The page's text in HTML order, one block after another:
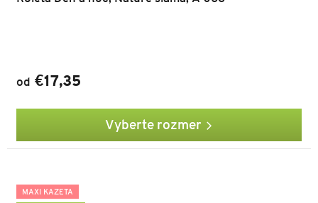
od €17,35
Vyberte rozmer
MAXI KAZETA